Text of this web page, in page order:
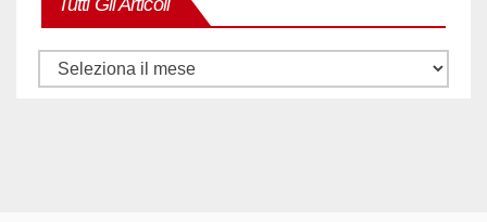
Tutti Gli Articoli
Tutti